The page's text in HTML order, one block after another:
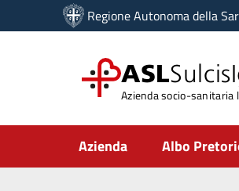
Vai ai contenuti
Vai al menu di navigazione
Regione Autonoma della
ASL
Azienda socio-sanitaria
Submenu
Azienda Albo